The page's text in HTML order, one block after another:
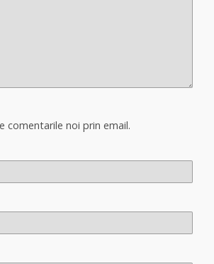
comentarile noi prin email.